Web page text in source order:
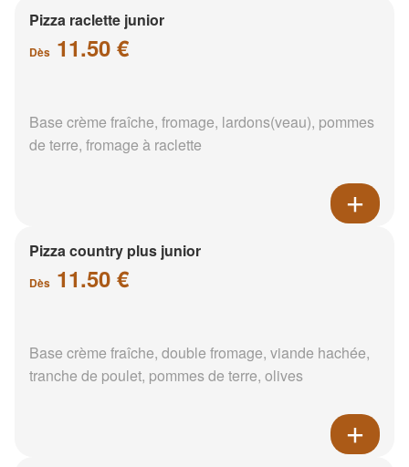
Pizza raclette junior
Dès 11.50 €
Base crème fraîche, fromage, lardons(veau), pommes
de terre, fromage à raclette
Pizza country plus junior
Dès 11.50 €
Base crème fraîche, double fromage, viande hachée,
tranche de poulet, pommes de terre, olives